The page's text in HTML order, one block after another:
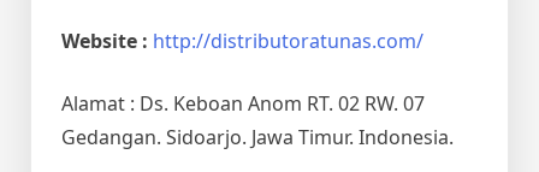
Website : http://distributoratunas.com/
Alamat : Ds. Keboan Anom RT. 02 RW. 07
Gedangan. Sidoarjo. Jawa Timur. Indonesia.